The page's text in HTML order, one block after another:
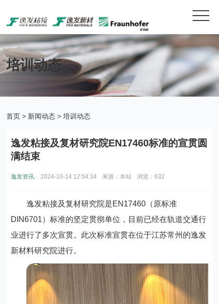
培训动态
首页 > 新闻动态 >培训动态
逸发粘接及复材研究院EN17460标准的宣贯圆
满结束
逸发资讯 2024-10-14 12:54:34 来源：本站 浏览：632
逸发粘接及复材研究院是EN17460（原标准
DIN6701）标准的坚定贯彻单位，目前已经在轨道交通行
业进行了多次宣贯。此次标准宣贯在位于江苏常州的逸发
新材料研究院进行。